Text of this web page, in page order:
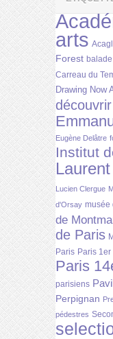
arts
Forest
Carreau du
Drawing Now
Eugène Delâtre
Institut
Lucien Clergue
d'Orsay musée
de
de Paris
Paris Paris 1er
Paris
parisiens
Perpignan
pédestres